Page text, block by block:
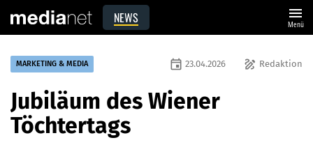
NEWS menu
Menü
MARKETING & MEDIA draw Redaktion
event 23.04.2026
Jubiläum des Wiener
Töchtertags